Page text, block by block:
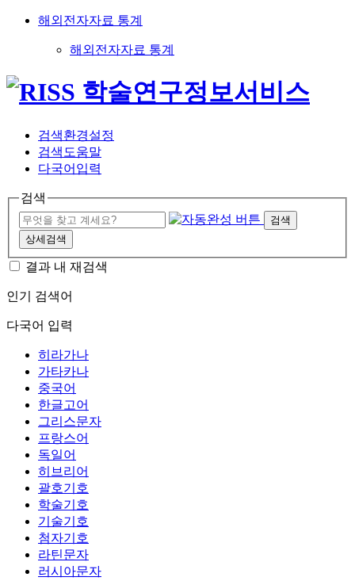
해외전자자료 통계
해외전자자료 통계
검색환경설정
검색도움말
다국어입력
검색
검색
상세검색
결과 내 재검색
인기 검색어
다국어 입력
히라가나
가타카나
중국어
한글고어
그리스문자
프랑스어
독일어
히브리어
괄호기호
학술기호
기술기호
첨자기호
라틴문자
러시아문자